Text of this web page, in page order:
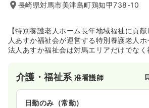
長崎県対馬市美津島町鶏知甲738-10
【特別養護老人ホーム長年地域福祉に貢
人あすか福祉会が運営する特別養護老人
法人あすか福祉会は対馬エリアだけでなく
うきめ細やかなケアの提供を目指し日々
介護・福祉系准看護師
日勤のみ（常勤）